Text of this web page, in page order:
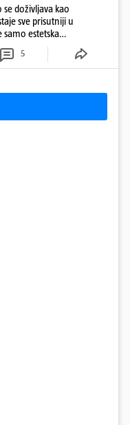
doživljava kao
sve prisutniji u
estetska
5